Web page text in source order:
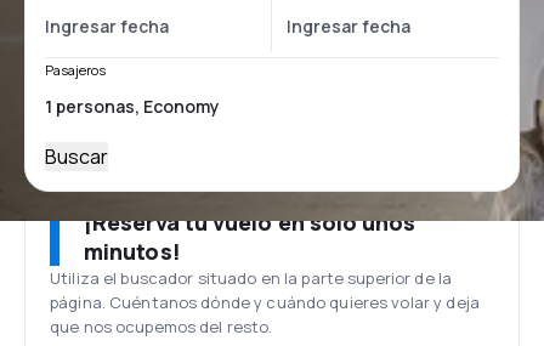
Pasajeros
Buscar
¡Reserva tu vuelo en solo unos
minutos!
Utiliza el buscador situado en la parte superior de la
página. Cuéntanos dónde y cuándo quieres volar y deja
que nos ocupemos del resto.